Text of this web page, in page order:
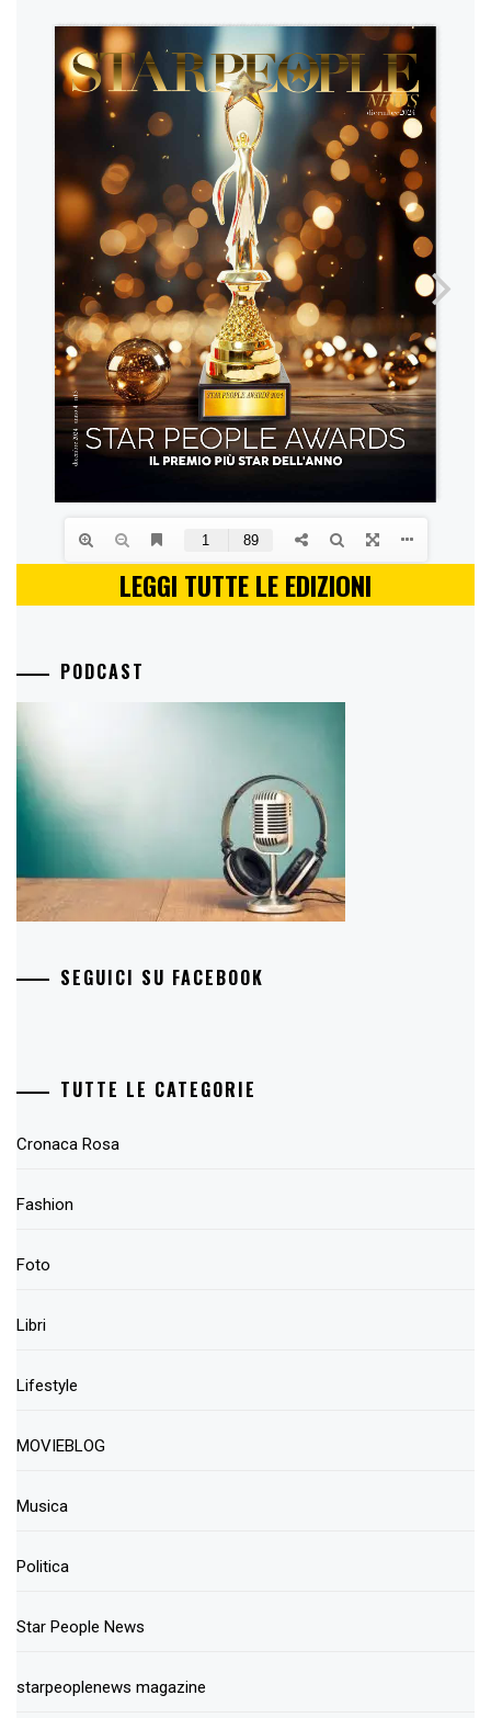
LEGGI TUTTE LE EDIZIONI
PODCAST
SEGUICI SU FACEBOOK
TUTTE LE CATEGORIE
Cronaca Rosa
Fashion
Foto
Libri
Lifestyle
MOVIEBLOG
Musica
Politica
Star People News
starpeoplenews magazine